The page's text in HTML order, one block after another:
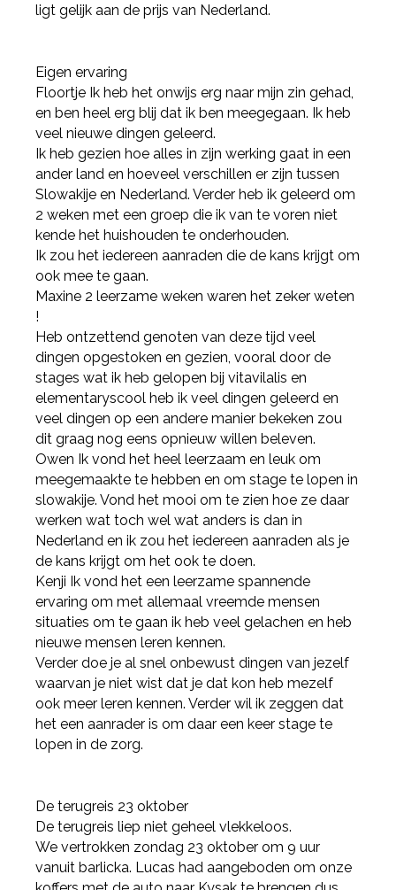
ligt gelijk aan de prijs van Nederland.
Eigen ervaring
Floortje Ik heb het onwijs erg naar mijn zin gehad,
en ben heel erg blij dat ik ben meegegaan. Ik heb
veel nieuwe dingen geleerd.
Ik heb gezien hoe alles in zijn werking gaat in een
ander land en hoeveel verschillen er zijn tussen
Slowakije en Nederland. Verder heb ik geleerd om
2 weken met een groep die ik van te voren niet
kende het huishouden te onderhouden.
Ik zou het iedereen aanraden die de kans krijgt om
ook mee te gaan.
Maxine 2 leerzame weken waren het zeker weten
!
Heb ontzettend genoten van deze tijd veel
dingen opgestoken en gezien, vooral door de
stages wat ik heb gelopen bij vitavilalis en
elementaryscool heb ik veel dingen geleerd en
veel dingen op een andere manier bekeken zou
dit graag nog eens opnieuw willen beleven.
Owen Ik vond het heel leerzaam en leuk om
meegemaakte te hebben en om stage te lopen in
slowakije. Vond het mooi om te zien hoe ze daar
werken wat toch wel wat anders is dan in
Nederland en ik zou het iedereen aanraden als je
de kans krijgt om het ook te doen.
Kenji Ik vond het een leerzame spannende
ervaring om met allemaal vreemde mensen
situaties om te gaan ik heb veel gelachen en heb
nieuwe mensen leren kennen.
Verder doe je al snel onbewust dingen van jezelf
waarvan je niet wist dat je dat kon heb mezelf
ook meer leren kennen. Verder wil ik zeggen dat
het een aanrader is om daar een keer stage te
lopen in de zorg.
De terugreis 23 oktober
De terugreis liep niet geheel vlekkeloos.
We vertrokken zondag 23 oktober om 9 uur
vanuit barlicka. Lucas had aangeboden om onze